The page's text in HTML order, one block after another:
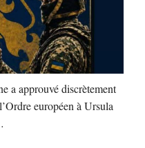
a approuvé discrètement
européen à Ursula